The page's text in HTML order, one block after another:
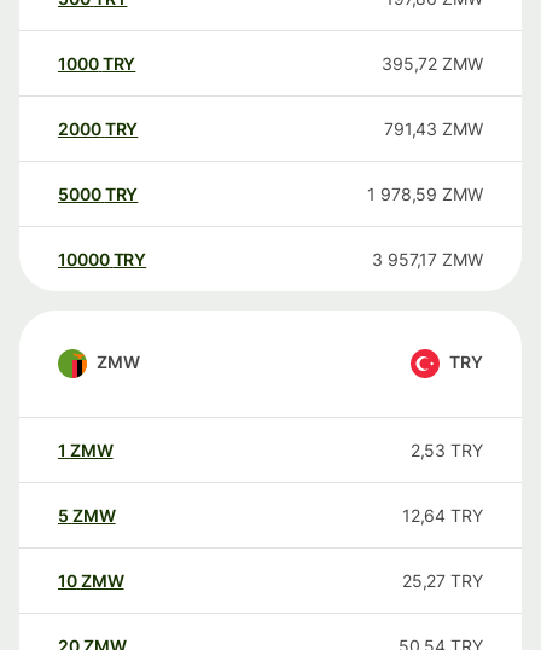
1000TRY 395,72 ZMW
2000TRY 791,43 ZMW
5000TRY 1 978,59 ZMW
10000 TRY 3 957,17 ZMW
ZMW TRY
1 ZMW 2,53 TRY
5 ZMW 12,64 TRY
10ZMW 25,27 TRY